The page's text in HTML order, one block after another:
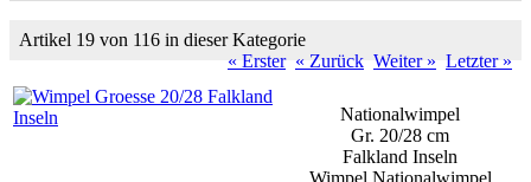
Artikel 19 von 116 in dieser Kategorie
« Erster « Zurück Weiter » Letzter »
Nationalwimpel
Gr. 20/28 cm
Falkland Inseln
Wimpel Nationalwimpel